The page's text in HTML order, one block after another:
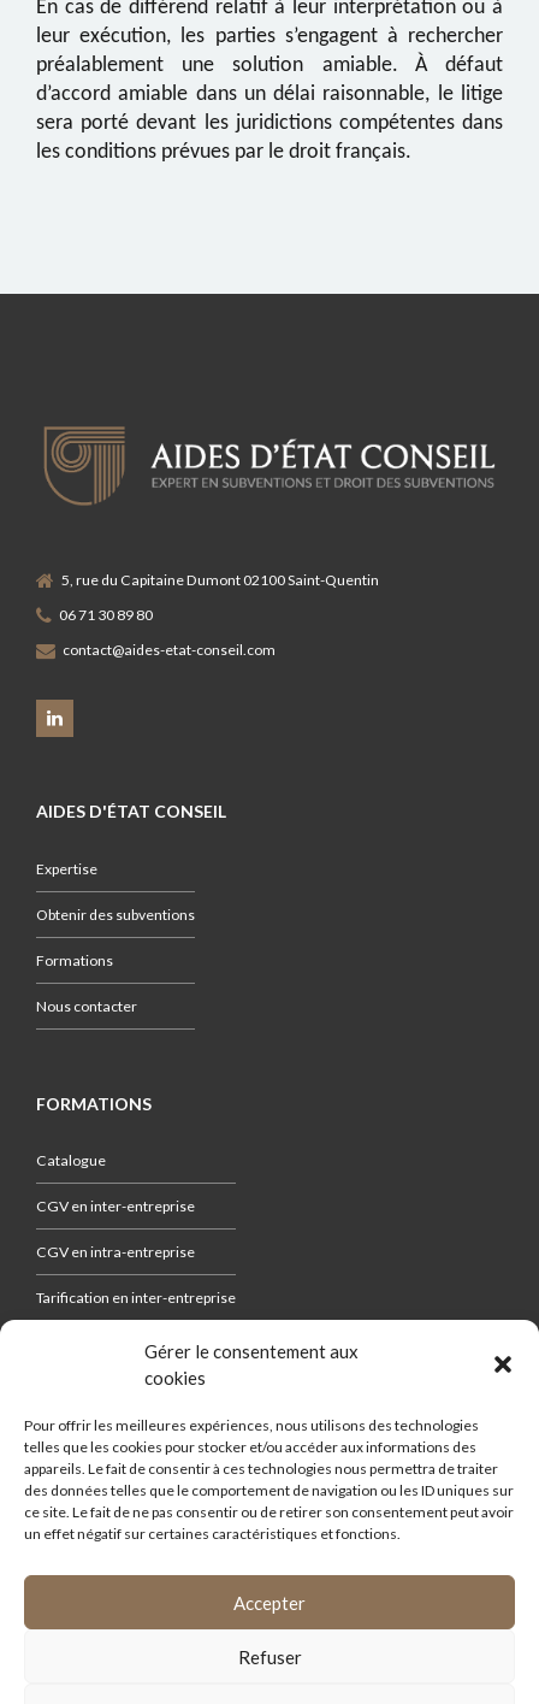
Gérer le consentement aux
cookies
Pour offrir les meilleures expériences, nous utilisons des technologies
telles que les cookies pour stocker et/ou accéder aux informations des
appareils. Le fait de consentir à ces technologies nous permettra de traiter
des données telles que le comportement de navigation ou les ID uniques sur
ce site. Le fait de ne pas consentir ou de retirer son consentement peut avoir
un effet négatif sur certaines caractéristiques et fonctions.
Accepter
Refuser
En cas de différend relatif à leur interprétation ou à
leur exécution, les parties s’engagent à rechercher
préalablement une solution amiable.
À défaut
d’accord amiable dans un délai raisonnable, le litige
sera porté devant les juridictions compétentes dans
les conditions prévues par le droit français.
5, rue du Capitaine Dumont 02100 Saint-Quentin
06 71 30 89 80
contact@aides-etat-conseil.com
AIDES D'ÉTAT CONSEIL
Expertise
Obtenir des subventions
Formations
Nous contacter
FORMATIONS
Catalogue
CGV en inter-entreprise
CGV en intra-entreprise
Tarification en inter-entreprise
Règlement intérieur
Qualiopi